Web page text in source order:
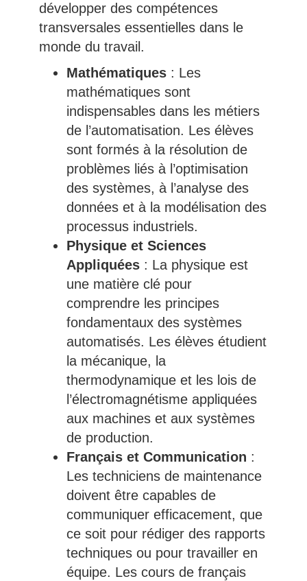
développer des compétences
transversales essentielles dans le
monde du travail.
Mathématiques: Les
mathématiques sont
indispensables dans les métiers
de l’automatisation. Les élèves
sont formés à la résolution de
problèmes liés à l’optimisation
des systèmes, à l’analyse des
données et à la modélisation des
processus industriels.
Physique et Sciences
Appliquées: La physique est
une matière clé pour
comprendre les principes
fondamentaux des systèmes
automatisés. Les élèves étudient
la mécanique, la
thermodynamique et les lois de
l’électromagnétisme appliquées
aux machines et aux systèmes
de production.
Français et Communication :
Les techniciens de maintenance
doivent être capables de
communiquer efficacement, que
ce soit pour rédiger des rapports
techniques ou pour travailler en
équipe. Les cours de français